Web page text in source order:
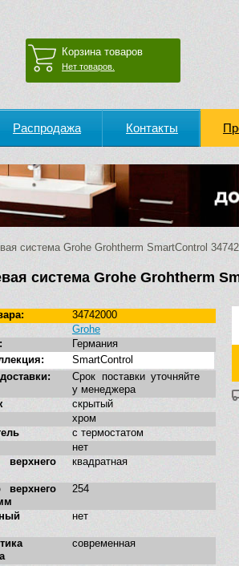
Корзина товаров
Нет товаров.
Распродажа Контакты
система Grohe Grohtherm SmartControl
система Grohe Grohtherm
34742000
Grohe
Германия
SmartControl
Срок поставки уточняйте
у менеджера
скрытый
хром
с термостатом
нет
квадратная
верхнего
254
нет
современная